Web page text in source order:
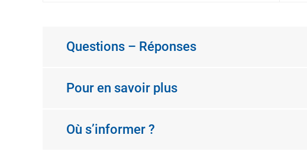
Questions – Réponses
Pour en savoir plus
Où s’informer ?